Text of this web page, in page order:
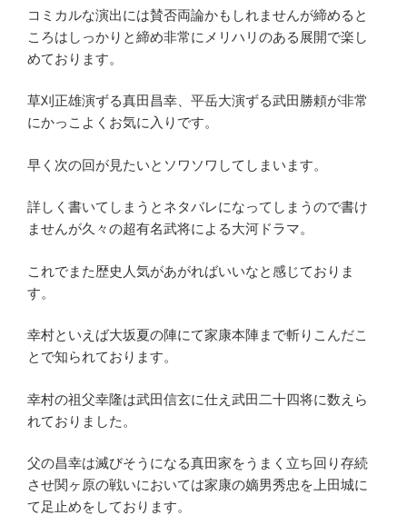
コミカルな演出には賛否両論かもしれませんが締めると
ころはしっかりと締め非常にメリハリのある展開で楽し
めております。
草刈正雄演ずる真田昌幸、平岳大演ずる武田勝頼が非常
にかっこよくお気に入りです。
早く次の回が見たいとソワソワしてしまいます。
詳しく書いてしまうとネタバレになってしまうので書け
ませんが久々の超有名武将による大河ドラマ。
これでまた歴史人気があがればいいなと感じておりま
す。
幸村といえば大坂夏の陣にて家康本陣まで斬りこんだこ
とで知られております。
幸村の祖父幸隆は武田信玄に仕え武田二十四将に数えら
れておりました。
父の昌幸は滅びそうになる真田家をうまく立ち回り存続
させ関ヶ原の戦いにおいては家康の嫡男秀忠を上田城に
て足止めをしております。